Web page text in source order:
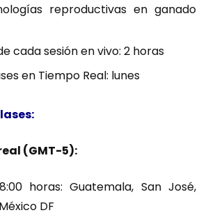
reproductivas en ganado
cada sesión en vivo: 2 horas
en Tiempo Real: lunes
(GMT-5):
horas: Guatemala, San José,
DF